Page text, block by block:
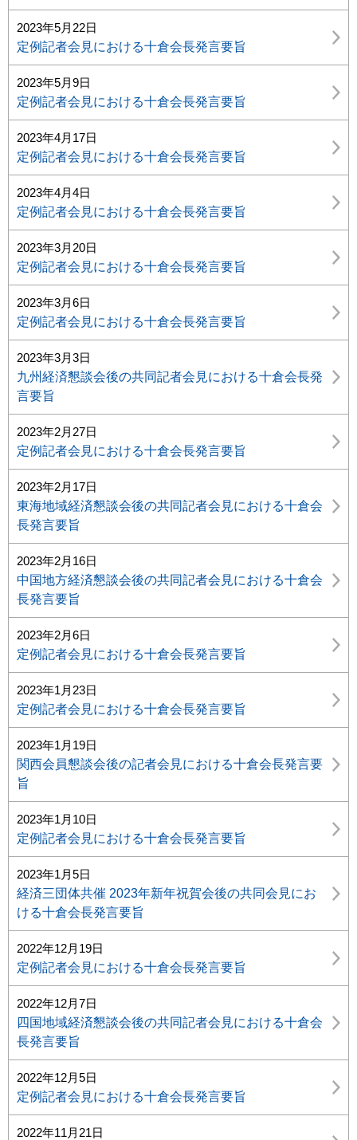
2023年5月22日
定例記者会見における十倉会長発言要旨
2023年5月9日
定例記者会見における十倉会長発言要旨
2023年4月17日
定例記者会見における十倉会長発言要旨
2023年4月4日
定例記者会見における十倉会長発言要旨
2023年3月20日
定例記者会見における十倉会長発言要旨
2023年3月6日
定例記者会見における十倉会長発言要旨
2023年3月3日
九州経済懇談会後の共同記者会見における十倉会長発
言要旨
2023年2月27日
定例記者会見における十倉会長発言要旨
2023年2月17日
東海地域経済懇談会後の共同記者会見における十倉会
長発言要旨
2023年2月16日
中国地方経済懇談会後の共同記者会見における十倉会
長発言要旨
2023年2月6日
定例記者会見における十倉会長発言要旨
2023年1月23日
定例記者会見における十倉会長発言要旨
2023年1月19日
関西会員懇談会後の記者会見における十倉会長発言要
旨
2023年1月10日
定例記者会見における十倉会長発言要旨
2023年1月5日
経済三団体共催 2023年新年祝賀会後の共同会見にお
ける十倉会長発言要旨
2022年12月19日
定例記者会見における十倉会長発言要旨
2022年12月7日
四国地域経済懇談会後の共同記者会見における十倉会
長発言要旨
2022年12月5日
定例記者会見における十倉会長発言要旨
2022年11月21日